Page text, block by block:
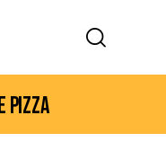
PIZZA